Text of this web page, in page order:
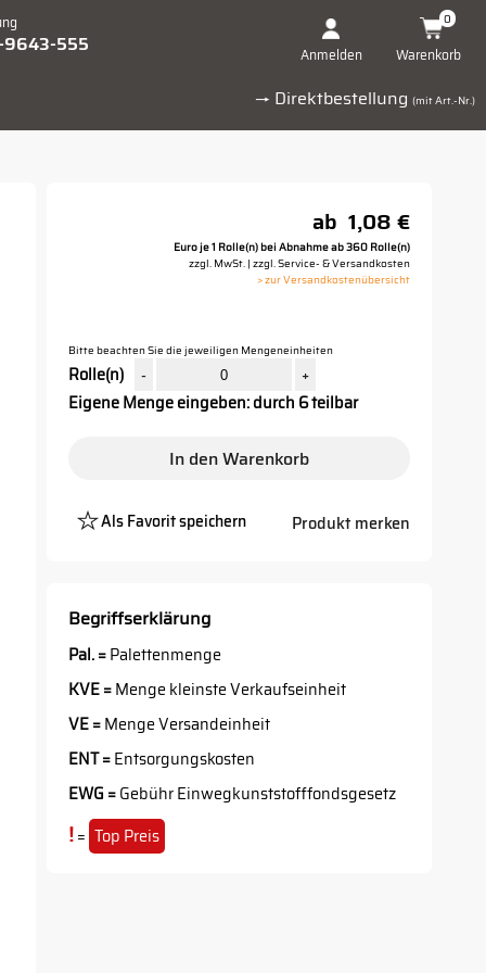
9643-555 Anmelden Warenkorb
0
→ Direktbestellung (mit Art.-Nr.)
ab 1,08 €
Euro je 1 Rolle(n) bei Abnahme ab 360 Rolle(n)
zzgl. MwSt. | zzgl. Service- & Versandkosten
> zur Versandkostenübersicht
Bitte beachten Sie die jeweiligen Mengeneinheiten
Rolle(n) - +
Eigene Menge eingeben: durch 6 teilbar
In den Warenkorb
Als Favorit speichern
Platzhalter
Produkt merken
Begriffserklärung
Pal. =Palettenmenge
KVE =Menge kleinste Verkaufseinheit
VE =Menge Versandeinheit
ENT =Entsorgungskosten
EWG =Gebühr Einwegkunststofffondsgesetz
!= Top Preis